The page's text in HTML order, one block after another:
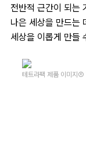
전반적 근간이 되는
나은 세상을 만드는
세상을 이롭게 만들
테트라팩 제품 이미지 Ⓒ